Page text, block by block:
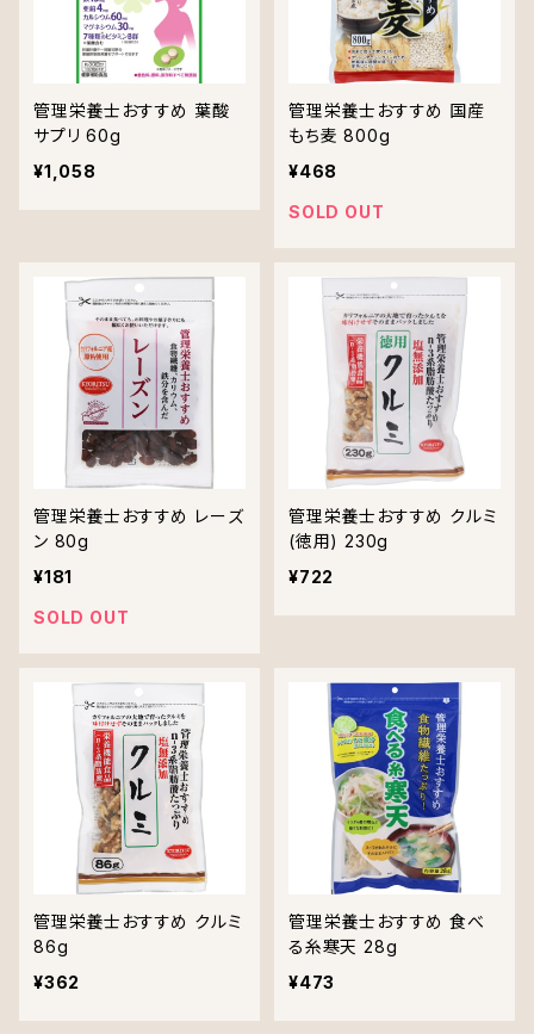
管理栄養士おすすめ 葉酸
サプリ 60g
¥1,058
管理栄養士おすすめ 国産
もち麦 800g
¥468
SOLD OUT
管理栄養士おすすめ レーズ
ン 80g
¥181
SOLD OUT
管理栄養士おすすめ クルミ
(徳用) 230g
¥722
管理栄養士おすすめ クルミ
86g
¥362
管理栄養士おすすめ 食べ
る糸寒天 28g
¥473